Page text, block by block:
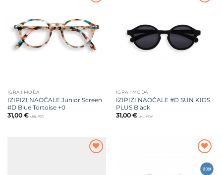
želja
IGRA I MODA
IZIPIZI NAOČALE Junior Screen
#D Blue Tortoise +0
31,00 € uklj. PDV
IGRA I MODA
IZIPIZI NAOČALE #D SUN KIDS
PLUS Black
31,00 € uklj. PDV
na listu
želja